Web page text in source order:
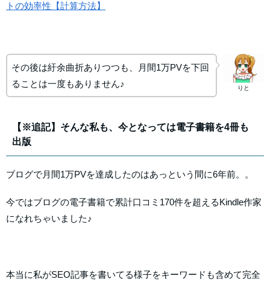
トの効率性【計算方法】
りと
その後は紆余曲折ありつつも、月間1万PVを下回
ることは一度もありません♪
【※追記】そんな私も、今となっては電子書籍を4冊も
出版
ブログで月間1万PVを達成したのはあっという間に6年前。。
今ではブログの電子書籍で累計口コミ170件を超えるKindle作家
になれちゃいました♪
本当に私がSEO記事を書いてる様子をキーワードも含めて完全